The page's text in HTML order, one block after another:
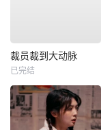
裁员裁到大动脉
已完结